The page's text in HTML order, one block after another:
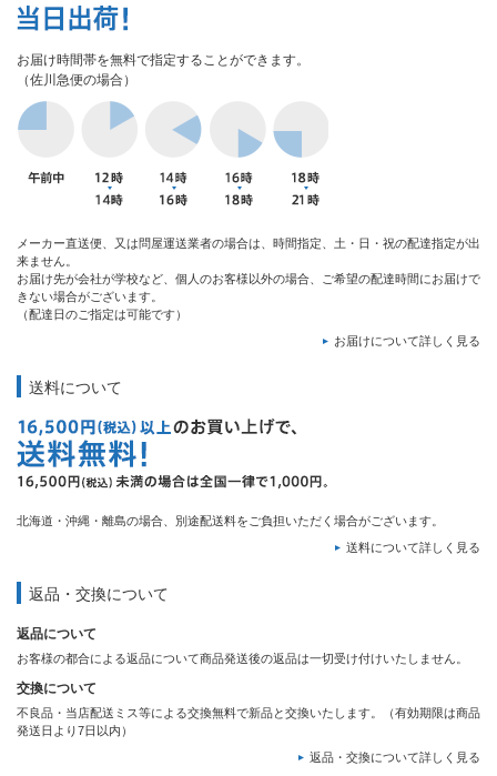
お届け時間帯を無料で指定することができます。
（佐川急便の場合）
メーカー直送便、又は問屋運送業者の場合は、時間指定、土・日・祝の配達指定が出
来ません。
お届け先が会社が学校など、個人のお客様以外の場合、ご希望の配達時間にお届けで
きない場合がございます。
（配達日のご指定は可能です）
お届けについて詳しく見る
送料について
北海道・沖縄・離島の場合、別途配送料をご負担いただく場合がございます。
送料について詳しく見る
返品・交換について
返品について
お客様の都合による返品について商品発送後の返品は一切受け付けいたしません。
交換について
不良品・当店配送ミス等による交換無料で新品と交換いたします。（有効期限は商品
発送日より7日以内）
返品・交換について詳しく見る